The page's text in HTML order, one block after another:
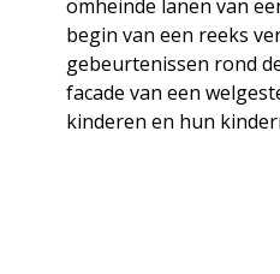
omheinde lanen van
begin van een reeks
gebeurtenissen rond
facade van een
kinderen en hun